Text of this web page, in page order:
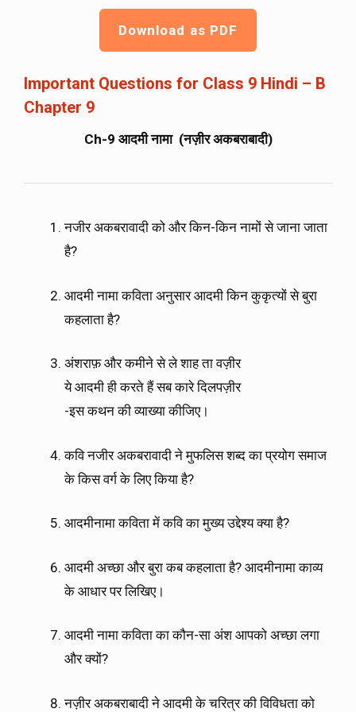
Download as PDF
Important Questions for Class 9 Hindi – B
Chapter 9
Ch-9 आदमी नामा (नज़ीर अकबराबादी)
नजीर अकबरावादी को और किन-किन नामों से जाना जाता
है?
आदमी नामा कविता अनुसार आदमी किन कुकृत्यों से बुरा
कहलाता है?
अंशराफ़ और कमीने से ले शाह ता वज़ीर
ये आदमी ही करते हैं सब कारे दिलपज़ीर
-इस कथन की व्याख्या कीजिए।
कवि नजीर अकबरावादी ने मुफलिस शब्द का प्रयोग समाज
के किस वर्ग के लिए किया है?
आदमीनामा कविता में कवि का मुख्य उद्देश्य क्या है?
आदमी अच्छा और बुरा कब कहलाता है? आदमीनामा काव्य
के आधार पर लिखिए।
आदमी नामा कविता का कौन-सा अंश आपको अच्छा लगा
और क्यों?
नज़ीर अकबराबादी ने आदमी के चरित्र की विविधता को